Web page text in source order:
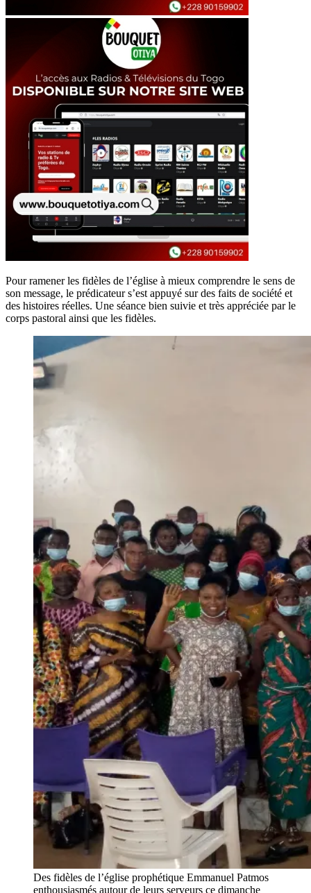
Pour ramener les fidèles de l’église à mieux comprendre le sens de
son message, le prédicateur s’est appuyé sur des faits de société et
des histoires réelles. Une séance bien suivie et très appréciée par le
corps pastoral ainsi que les fidèles.
Des fidèles de l’église prophétique Emmanuel Patmos
enthousiasmés autour de leurs serveurs ce dimanche